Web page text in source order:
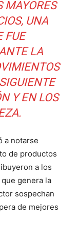
MAYORES
UNA
FUE
LA
Y EN LOS
a notarse
de productos
a los
genera la
sospechan
de mejores